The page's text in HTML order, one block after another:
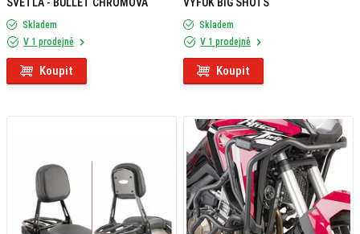
Skladem
V 1 prodejně
Koupit
Skladem
V 1 prodejně
Koupit